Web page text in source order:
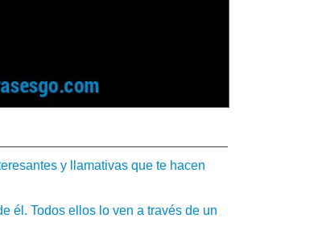
y llamativas que te hacen
él. Todos ellos lo ven a través de un